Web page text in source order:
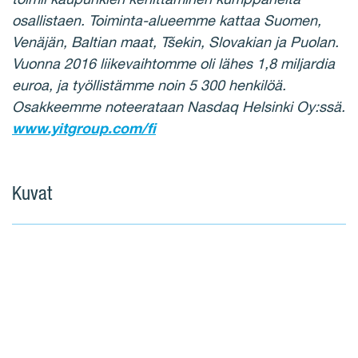
osallistaen. Toiminta-alueemme kattaa Suomen,
Venäjän, Baltian maat, Tšekin, Slovakian ja Puolan.
Vuonna 2016 liikevaihtomme oli lähes 1,8 miljardia
euroa, ja työllistämme noin 5 300 henkilöä.
Osakkeemme noteerataan Nasdaq Helsinki Oy:ssä.
www.yitgroup.com/fi
Kuvat